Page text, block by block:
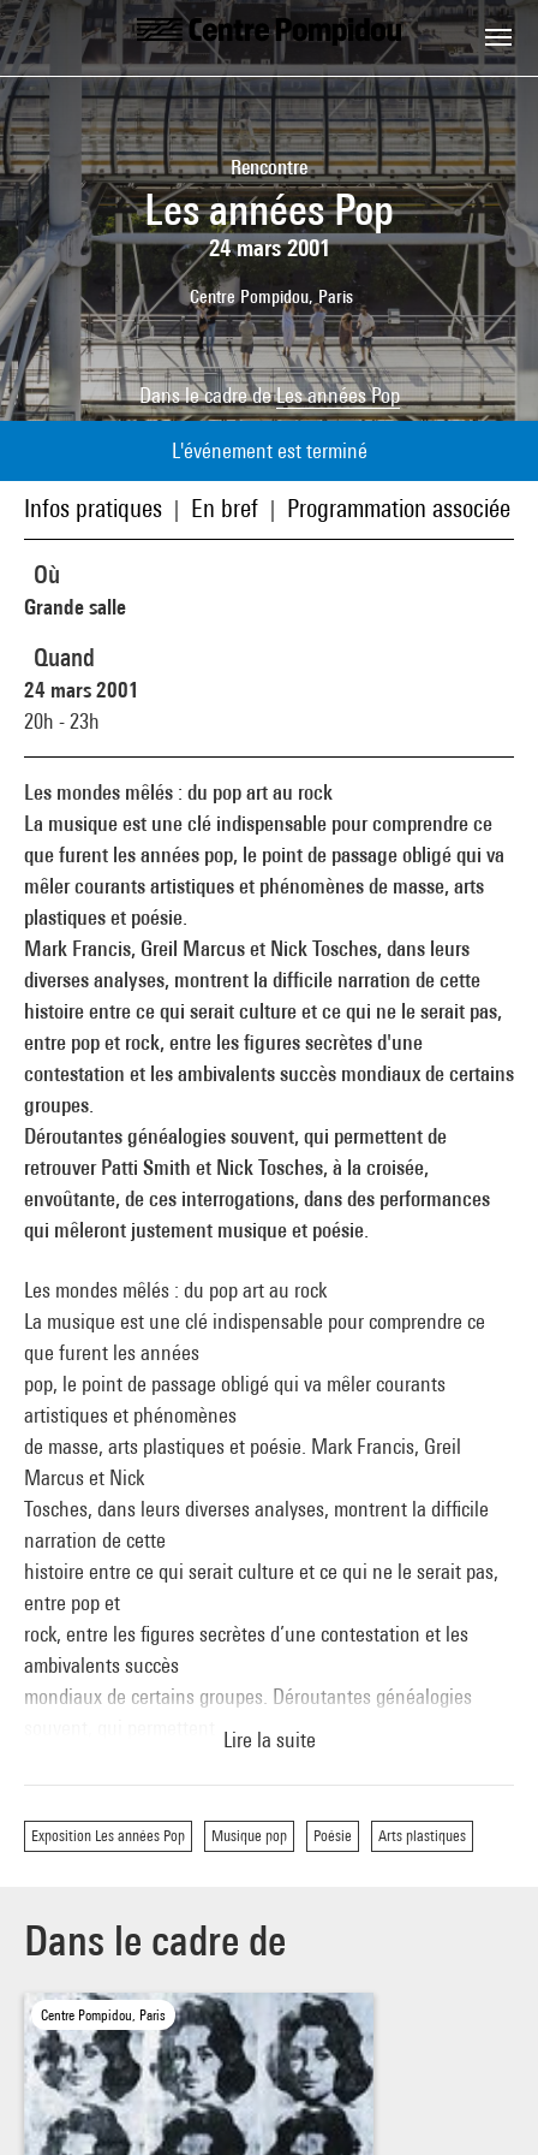
Aller au contenu principal
Centre Pompidou
Rencontre
Les années Pop
24 mars 2001
Centre Pompidou, Paris
Dans le cadre deLes années Pop
L'événement est terminé
Infos pratiques En bref Programmation associée
Les mondes mêlés : du pop art au rock
La musique est une clé indispensable pour comprendre ce
que furent les années pop, le point de passage obligé qui va
mêler courants artistiques et phénomènes de masse, arts
plastiques et poésie.
Mark Francis, Greil Marcus et Nick Tosches, dans leurs
diverses analyses, montrent la difficile narration de cette
histoire entre ce qui serait culture et ce qui ne le serait pas,
entre pop et rock, entre les figures secrètes d'une
contestation et les ambivalents succès mondiaux de certains
groupes.
Déroutantes généalogies souvent, qui permettent de
retrouver Patti Smith et Nick Tosches, à la croisée,
envoûtante, de ces interrogations, dans des performances
qui mêleront justement musique et poésie.
Les mondes mêlés : du pop art au rock
La musique est une clé indispensable pour comprendre ce
que furent les années
pop, le point de passage obligé qui va mêler courants
artistiques et phénomènes
de masse, arts plastiques et poésie. Mark Francis, Greil
Marcus et Nick
Tosches, dans leurs diverses analyses, montrent la difficile
narration de cette
histoire entre ce qui serait culture et ce qui ne le serait pas,
entre pop et
rock, entre les figures secrètes d’une contestation et les
ambivalents succès
mondiaux de certains groupes. Déroutantes généalogies
envoûtante, de ces
interrogations, dans des performances qui mêleront
justement musique et poésie.
l’exposition
Greil Marcus, essayiste
Nick Tosches, essayiste et écrivain
Patti Smith, chanteuse et poète
Oliver Ray, guitariste
Lire la suite
Exposition Les années Pop Musique pop Poésie Arts plastiques
Où
Grande salle
Quand
24 mars 2001
20h - 23h
Dans le cadre de
Centre Pompidou, Paris